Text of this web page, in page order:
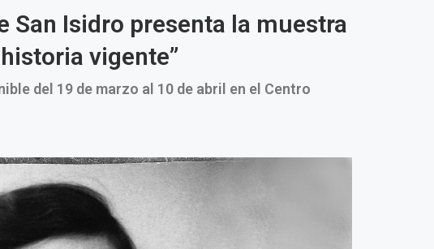
San Isidro presenta la muestra
vigente”
del 19 de marzo al 10 de abril en el Centro